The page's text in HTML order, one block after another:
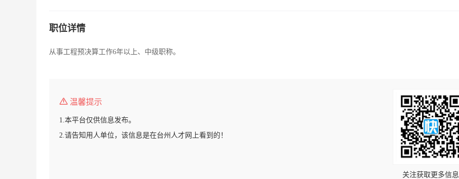
职位详情
从事工程预决算工作6年以上、中级职称。
温馨提示
1.本平台仅供信息发布。
2.请告知用人单位，该信息是在台州人才网上看到的！
关注获取更多信息